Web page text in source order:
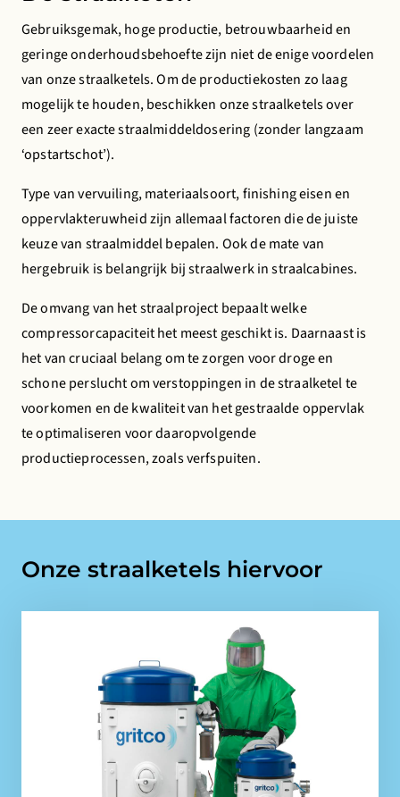
Gebruiksgemak, hoge productie, betrouwbaarheid en
geringe onderhoudsbehoefte zijn niet de enige voordelen
van onze straalketels. Om de productiekosten zo laag
mogelijk te houden, beschikken onze straalketels over
een zeer exacte straalmiddeldosering (zonder langzaam
‘opstartschot’).
Type van vervuiling, materiaalsoort, finishing eisen en
oppervlakteruwheid zijn allemaal factoren die de juiste
keuze van straalmiddel bepalen. Ook de mate van
hergebruik is belangrijk bij straalwerk in straalcabines.
De omvang van het straalproject bepaalt welke
compressorcapaciteit het meest geschikt is. Daarnaast is
het van cruciaal belang om te zorgen voor droge en
schone perslucht om verstoppingen in de straalketel te
voorkomen en de kwaliteit van het gestraalde oppervlak
te optimaliseren voor daaropvolgende
productieprocessen, zoals verfspuiten.
Onze straalketels hiervoor